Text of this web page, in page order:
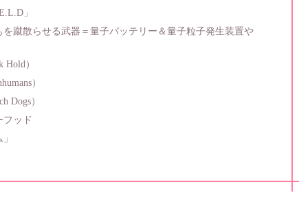
」
を蹴散らせる武器＝量子バッテリー＆量子粒子発生装置や
Hold）
）
Dogs）
フッド